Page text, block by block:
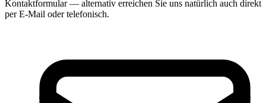
Kontaktformular — alternativ erreichen Sie uns natürlich auch direkt
per E-Mail oder telefonisch.